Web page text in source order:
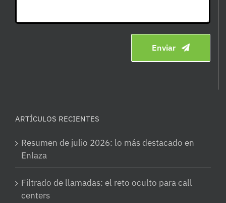
Enviar
ARTÍCULOS RECIENTES
Resumen de julio 2026: lo más destacado en
Enlaza
Filtrado de llamadas: el reto oculto para call
centers